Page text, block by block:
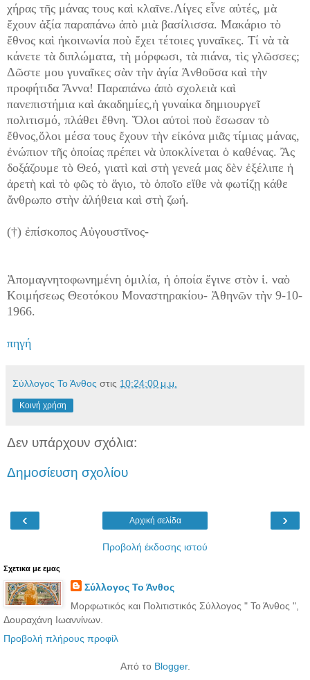
χήρας τῆς μάνας τους καὶ κλαῖνε.Λίγες εἶνε αὐτές, μὰ
ἔχουν ἀξία παραπάνω ἀπὸ μιὰ βασίλισσα. Μακάριο τὸ
ἔθνος καὶ ἡκοινωνία ποὺ ἔχει τέτοιες γυναῖκες. Τί νὰ τὰ
κάνετε τὰ διπλώματα, τὴ μόρφωσι, τὰ πιάνα, τὶς γλῶσσες;
Δῶστε μου γυναῖκες σὰν τὴν ἁγία Ἀνθοῦσα καὶ τὴν
προφήτιδα Ἄννα! Παραπάνω ἀπὸ σχολειὰ καὶ
πανεπιστήμια καὶ ἀκαδημίες,ἡ γυναίκα δημιουργεῖ
πολιτισμό, πλάθει ἔθνη. Ὅλοι αὐτοὶ ποὺ ἔσωσαν τὸ
ἔθνος,ὅλοι μέσα τους ἔχουν τὴν εἰκόνα μιᾶς τίμιας μάνας,
ἐνώπιον τῆς ὁποίας πρέπει νὰ ὑποκλίνεται ὁ καθένας. Ἂς
δοξάζουμε τὸ Θεό, γιατὶ καὶ στὴ γενεά μας δὲν ἐξέλιπε ἡ
ἀρετὴ καὶ τὸ φῶς τὸ ἅγιο, τὸ ὁποῖο εἴθε νὰ φωτίζῃ κάθε
ἄνθρωπο στὴν ἀλήθεια καὶ στὴ ζωή.
(†) ἐπίσκοπος Αὐγουστῖνος-
Ἀπομαγνητοφωνημένη ὁμιλία, ἡ ὁποία ἔγινε στὸν ἱ. ναὸ
Κοιμήσεως Θεοτόκου Μοναστηρακίου- Ἀθηνῶν τὴν 9-10-
1966.
πηγή
Σύλλογος Το Άνθος στις 10:24:00 μ.μ.
Κοινή χρήση
Δεν υπάρχουν σχόλια:
Δημοσίευση σχολίου
‹ ›
Αρχική σελίδα
Προβολή έκδοσης ιστού
Σχετικα με εμας
Σύλλογος Το Άνθος
Μορφωτικός και Πολιτιστικός Σύλλογος " Το Άνθος ",
Δουραχάνη Ιωαννίνων.
Προβολή πλήρους προφίλ
Από το Blogger.